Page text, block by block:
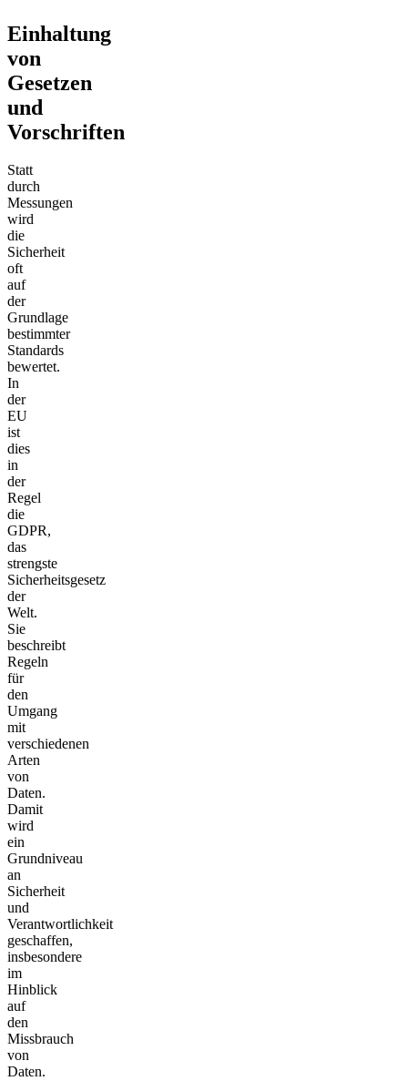
Einhaltung
von
Gesetzen
und
Vorschriften
Statt
durch
Messungen
wird
die
Sicherheit
oft
auf
der
Grundlage
bestimmter
Standards
bewertet.
In
der
EU
ist
dies
in
der
Regel
die
GDPR,
das
strengste
Sicherheitsgesetz
der
Welt.
Sie
beschreibt
Regeln
für
den
Umgang
mit
verschiedenen
Arten
von
Daten.
Damit
wird
ein
Grundniveau
an
Sicherheit
und
Verantwortlichkeit
geschaffen,
insbesondere
im
Hinblick
auf
den
Missbrauch
von
Daten.